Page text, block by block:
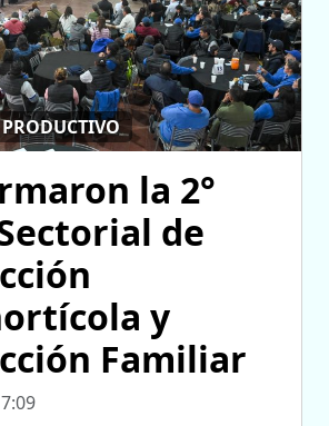
la 2°
de
y
Familiar